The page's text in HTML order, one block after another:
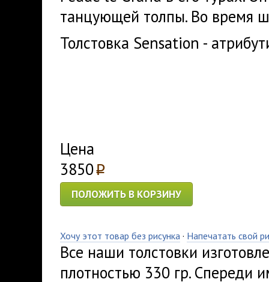
танцующей толпы. Во время
Толстовка Sensation -
Цена
3850p
ПОЛОЖИТЬ В КОРЗИНУ
Хочу этот товар без рисунка · Напечатать свой
Все наши толстовки
плотностью 330 гр. Спереди